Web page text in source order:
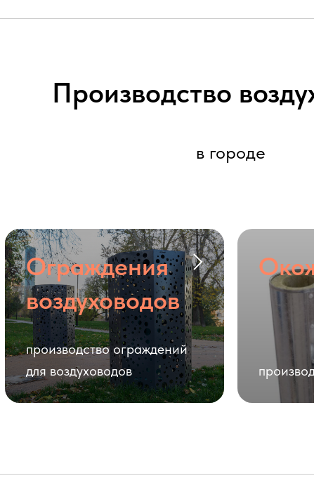
Производство
в городе
Ограждения
воздуховодов
производство ограждений
для воздуховодов